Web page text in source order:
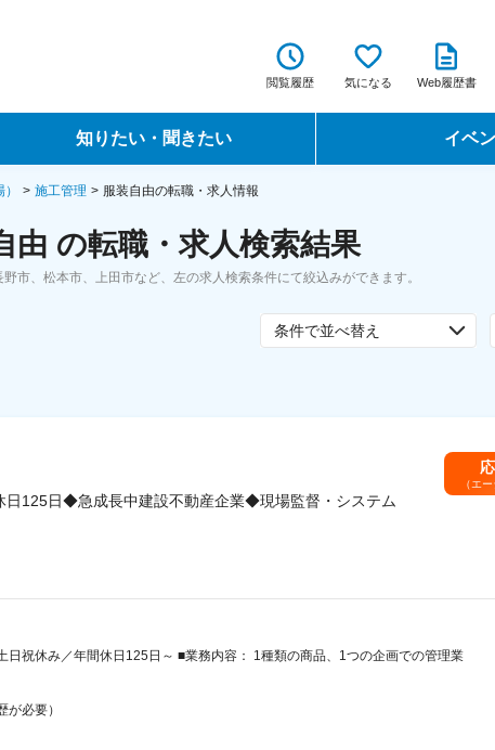
閲覧履歴 気になる Web履歴書
知りたい・聞きたい
転職ノウハウ
データで見る転職
イベ
転職フェア
施工管理 服装自由の転職・求人情報
由 の転職・求人検索結果
市、松本市、上田市など、左の求人検索条件にて絞込みができます。
条件で並べ替え
日125日◆急成長中建設不動産企業◆現場監督・システム
（エ
祝休み／年間休日125日～ ■業務内容： 1種類の商品、1つの企画での管理業
必要）